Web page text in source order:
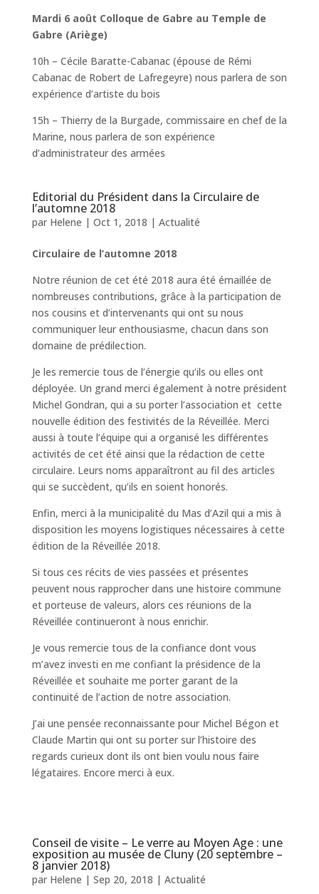
Mardi 6 août Colloque de Gabre au Temple de
Gabre (Ariège)
10h – Cécile Baratte-Cabanac (épouse de Rémi
Cabanac de Robert de Lafregeyre) nous parlera de son
expérience d’artiste du bois
15h – Thierry de la Burgade, commissaire en chef de la
Marine, nous parlera de son expérience
d’administrateur des armées
Editorial du Président dans la Circulaire de
l’automne 2018
par Helene | Oct 1, 2018 | Actualité
Circulaire de l’automne 2018
Notre réunion de cet été 2018 aura été émaillée de
nombreuses contributions, grâce à la participation de
nos cousins et d’intervenants qui ont su nous
communiquer leur enthousiasme, chacun dans son
domaine de prédilection.
Je les remercie tous de l’énergie qu’ils ou elles ont
déployée. Un grand merci également à notre président
Michel Gondran, qui a su porter l’association et cette
nouvelle édition des festivités de la Réveillée. Merci
aussi à toute l’équipe qui a organisé les différentes
activités de cet été ainsi que la rédaction de cette
circulaire. Leurs noms apparaîtront au fil des articles
qui se succèdent, qu’ils en soient honorés.
Enfin, merci à la municipalité du Mas d’Azil qui a mis à
disposition les moyens logistiques nécessaires à cette
édition de la Réveillée 2018.
Si tous ces récits de vies passées et présentes
peuvent nous rapprocher dans une histoire commune
et porteuse de valeurs, alors ces réunions de la
Réveillée continueront à nous enrichir.
Je vous remercie tous de la confiance dont vous
m’avez investi en me confiant la présidence de la
Réveillée et souhaite me porter garant de la
continuité de l’action de notre association.
J’ai une pensée reconnaissante pour Michel Bégon et
Claude Martin qui ont su porter sur l’histoire des
regards curieux dont ils ont bien voulu nous faire
légataires. Encore merci à eux.
Conseil de visite – Le verre au Moyen Age : une
exposition au musée de Cluny (20 septembre –
8 janvier 2018)
par Helene | Sep 20, 2018 | Actualité